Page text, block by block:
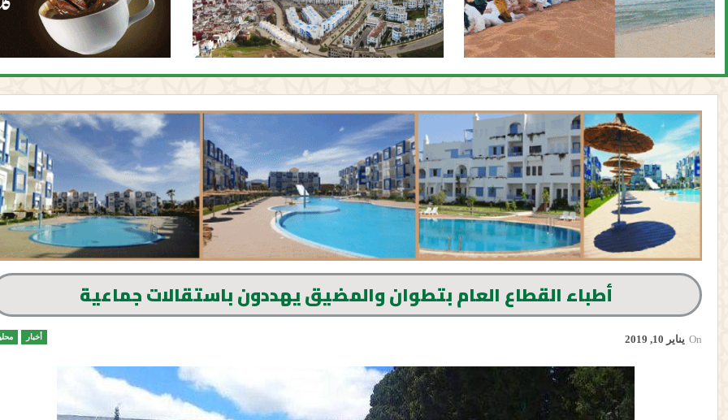
أطباء القطاع العام بتطوان والمضيق يهددون باستقالات جماعية
أخبار On يناير 10, 2019